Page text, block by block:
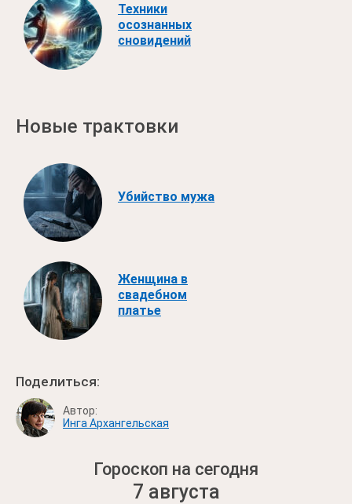
Техники
осознанных
сновидений
Новые трактовки
Убийство мужа
Женщина в
свадебном
платье
Поделиться:
Автор:
Инга Архангельская
Гороскоп на сегодня
7 августа